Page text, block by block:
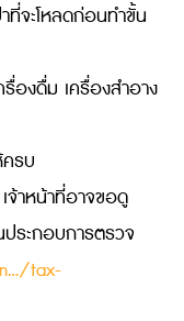
ที่จะโหลดก่อนทำขั้น
องดื่ม เครื่องสำอาง
ครบ
เจ้าหน้าที่อาจขอดู
ระกอบการตรวจ
tax-